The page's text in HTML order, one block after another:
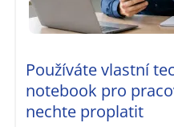
Používáte vlastní
notebook pro
nechte proplatit